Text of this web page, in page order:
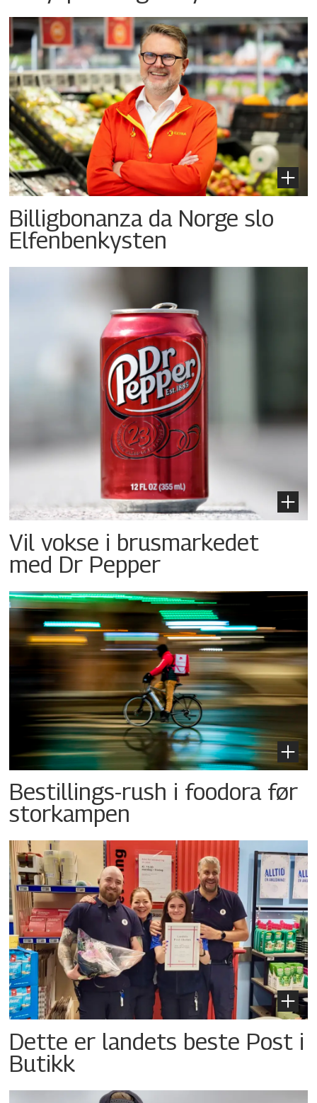
Billigbonanza da Norge slo
Elfenbenkysten
Vil vokse i brusmarkedet
med Dr Pepper
Bestillings-rush i foodora før
storkampen
Dette er landets beste Post i
Butikk